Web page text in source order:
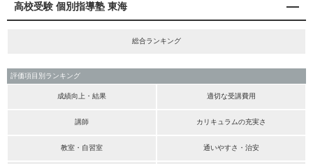
高校受験 個別指導塾 東海
総合ランキング
評価項目別ランキング
成績向上・結果 適切な受講費用
講師 カリキュラムの充実さ
教室・自習室 通いやすさ・治安